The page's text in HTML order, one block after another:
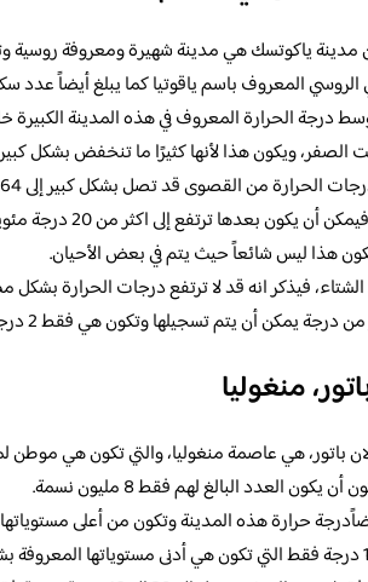
مدينة ياكوتسك هي مدينة شهيرة ومعروفة
المعروف باسم ياقوتيا كما يبلغ أيضاً عدد سكانها لأكثر
ويكون هذا لأنها كثيرًا ما تنخفض بشكل
هذا ليس شائعاً حيث يتم في بعض الأحيان.
يمكن أن يتم تسجيلها وتكون هي فقط 2 درجة مئوية وتكون تحت الصفر.
منغوليا
باتور، هي عاصمة منغوليا، والتي تكون هي
يكون العدد البالغ لهم فقط 8 مليون نسمة.
حرارة هذه المدينة وتكون من أعلى
وتكون عند 102 درجة فقط التي تكون هي أدنى مستوياتها